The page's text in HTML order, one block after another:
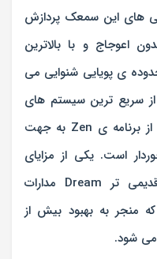
های این سمعک پردازش
اعوجاج و با بالاترین
ی پویایی شنوایی می
سریع ترین سیستم های
پردازشی به نام JUMP می باشد و از برنامه ی Zen به جهت
است. یکی از مزایای
سمعک یونیک نسبت به مدل قدیمی تر Dream مدارات
منجر به بهبود بیش از
می شود.